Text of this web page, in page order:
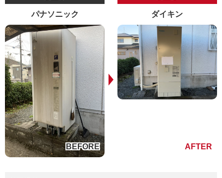
パナソニック ダイキン